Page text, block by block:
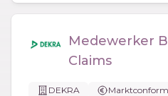
Medewerker
Claims
DEKRA Marktconform